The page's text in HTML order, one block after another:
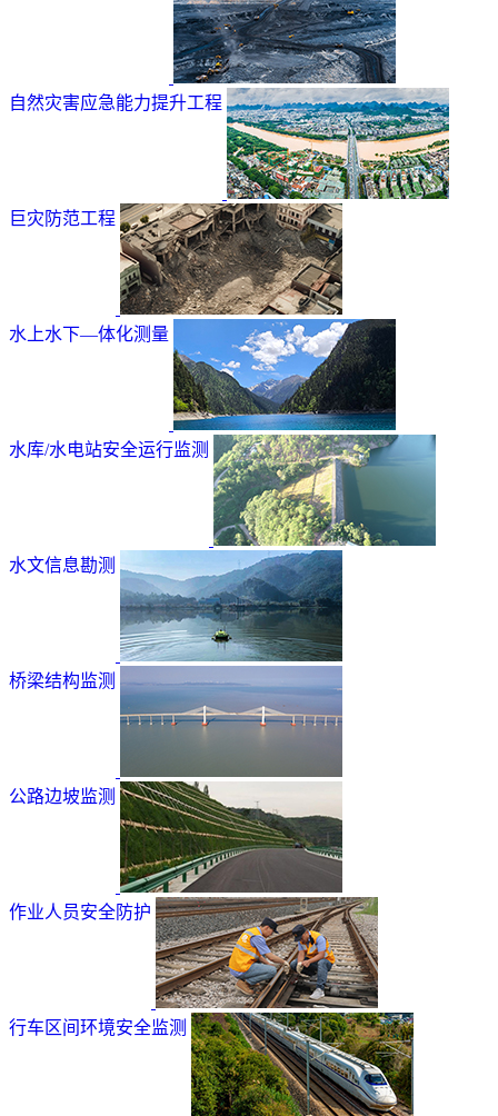
自然灾害应急能力提升工程
巨灾防范工程
水上水下—体化测量
水库/水电站安全运行监测
水文信息勘测
桥梁结构监测
公路边坡监测
作业人员安全防护
行车区间环境安全监测